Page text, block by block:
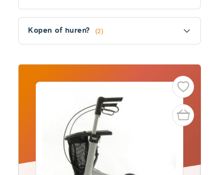
section
Kopen of huren? (2)
Producten